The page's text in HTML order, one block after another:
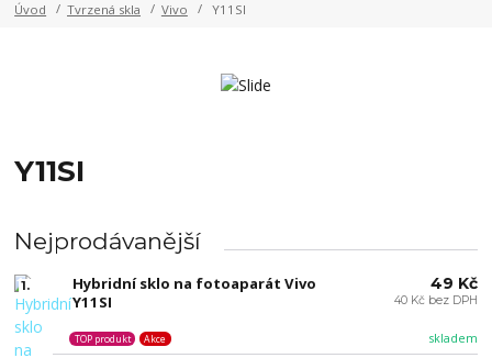
Úvod Tvrzená skla Vivo Y11SI
Y11SI
Nejprodávanější
1.
Hybridní sklo na fotoaparát Vivo
Y11SI
skladem
TOP produkt Akce
49 Kč
40 Kč bez DPH